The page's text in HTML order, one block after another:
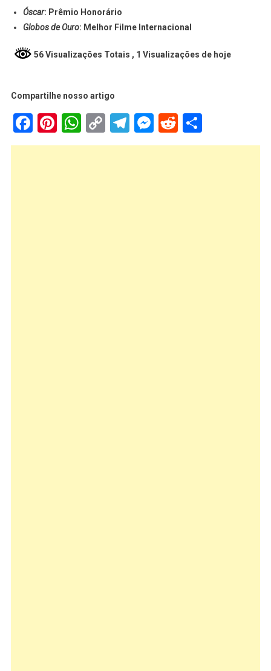
Óscar: Prêmio Honorário
Globos de Ouro: Melhor Filme Internacional
56 Visualizações Totais , 1 Visualizações de hoje
Compartilhe nosso artigo
Facebook
Pinterest
WhatsApp
Copy
Link
Telegram
Messenger
Reddit
Share